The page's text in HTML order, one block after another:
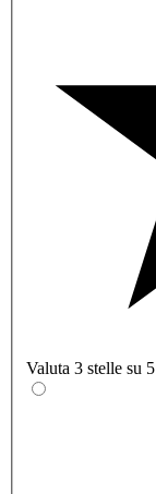
Valuta 3 stelle su 5